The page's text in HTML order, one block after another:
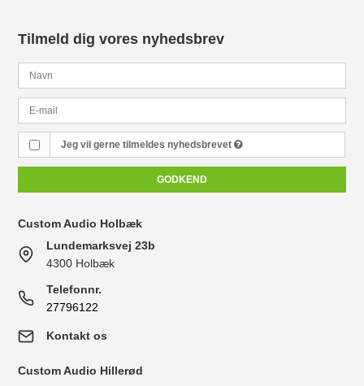
Tilmeld dig vores nyhedsbrev
Jeg vil gerne tilmeldes nyhedsbrevet
GODKEND
Custom Audio Holbæk
Lundemarksvej 23b
4300 Holbæk
Telefonnr.
27796122
Kontakt os
Custom Audio Hillerød